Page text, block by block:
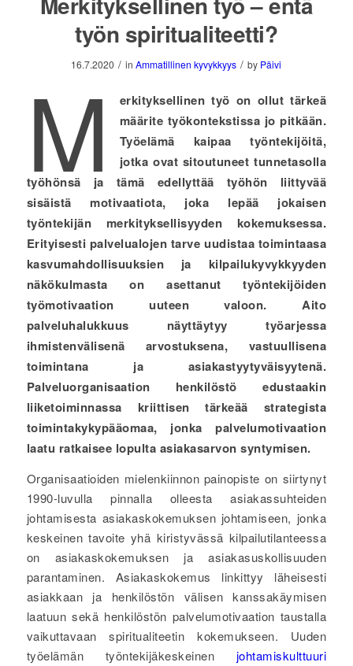
työn spiritualiteetti?
16.7.2020 / inAmmatillinen kyvykkyys / by Päivi
M
erkityksellinen työ on ollut tärkeä
määrite työkontekstissa jo pitkään.
Työelämä kaipaa työntekijöitä,
jotka ovat sitoutuneet tunnetasolla
työhönsä ja tämä edellyttää työhön liittyvää
sisäistä motivaatiota, joka lepää jokaisen
työntekijän merkityksellisyyden kokemuksessa.
Erityisesti palvelualojen tarve uudistaa toimintaasa
kasvumahdollisuuksien ja kilpailukyvykkyyden
näkökulmasta on asettanut työntekijöiden
työmotivaation uuteen valoon. Aito
palveluhalukkuus näyttäytyy työarjessa
ihmistenvälisenä arvostuksena, vastuullisena
toimintana ja asiakastyytyväisyytenä.
Palveluorganisaation henkilöstö edustaakin
liiketoiminnassa kriittisen tärkeää strategista
toimintakykypääomaa, jonka palvelumotivaation
laatu ratkaisee lopulta asiakasarvon syntymisen.
Organisaatioiden mielenkiinnon painopiste on siirtynyt
1990-luvulla pinnalla olleesta asiakassuhteiden
johtamisesta asiakaskokemuksen johtamiseen, jonka
keskeinen tavoite yhä kiristyvässä kilpailutilanteessa
on asiakaskokemuksen ja asiakasuskollisuuden
parantaminen. Asiakaskokemus linkittyy läheisesti
asiakkaan ja henkilöstön välisen kanssakäymisen
laatuun sekä henkilöstön palvelumotivaation taustalla
vaikuttavaan spiritualiteetin kokemukseen. Uuden
työelämän työntekijäkeskeinen johtamiskulttuuri